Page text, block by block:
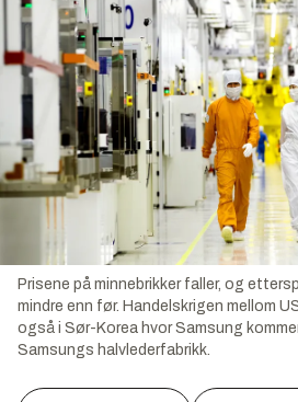
Prisene på minnebrikker faller, og
mindre enn før. Handelskrigen mellom
også i Sør-Korea hvor Samsung
Samsungs halvlederfabrikk.